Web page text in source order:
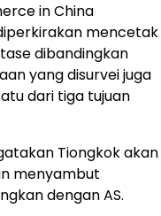
in China
mencetak
dibandingkan
yang disurvei juga
dari tiga tujuan
Tiongkok akan
menyambut
dengan AS.